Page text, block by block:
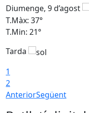
Diumenge, 9 d’agost
T.Màx: 37°
T.Min: 21°
Tarda
1
2
AnteriorSegüent